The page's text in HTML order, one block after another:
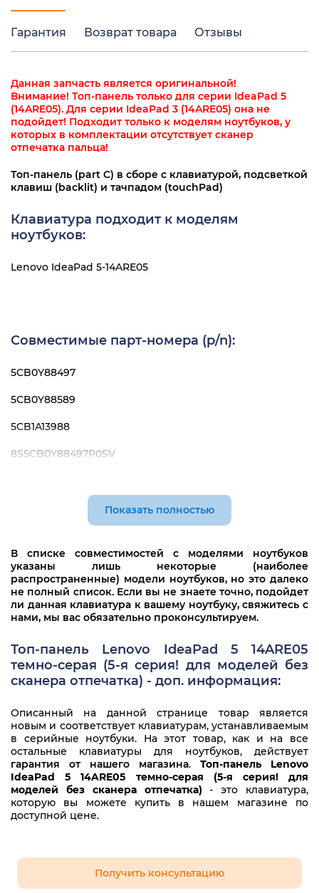
Гарантия Возврат товара Отзывы
Данная запчасть является оригинальной!
Внимание! Топ-панель только для серии IdeaPad 5
(14ARE05). Для серии IdeaPad 3 (14ARE05) она не
подойдет! Подходит только к моделям ноутбуков, у
которых в комплектации отсутствует сканер
отпечатка пальца!
Топ-панель (part C) в сборе с клавиатурой, подсветкой
клавиш (backlit) и тачпадом (touchPad)
Клавиатура подходит к моделям
ноутбуков:
Lenovo IdeaPad 5-14ARE05
Совместимые парт-номера (p/n):
5CB0Y88497
5CB0Y88589
5CB1A13988
8S5CB0Y88497P0SV
PR4SB-RU
SN20W85229
WKH15K
Показать полностью
В списке совместимостей с моделями ноутбуков
указаны лишь некоторые (наиболее
распространенные) модели ноутбуков, но это далеко
не полный список. Если вы не знаете точно, подойдет
ли данная клавиатура к вашему ноутбуку, свяжитесь с
нами, мы вас обязательно проконсультируем.
Топ-панель Lenovo IdeaPad 5 14ARE05
темно-серая (5-я серия! для моделей без
сканера отпечатка) - доп. информация:
Описанный на данной странице товар является
новым и соответствует клавиатурам, устанавливаемым
в серийные ноутбуки. На этот товар, как и на все
остальные клавиатуры для ноутбуков, действует
гарантия от нашего магазина. Топ-панель Lenovo
IdeaPad 5 14ARE05 темно-серая (5-я серия! для
моделей без сканера отпечатка) - это клавиатура,
которую вы можете купить в нашем магазине по
доступной цене.
Получить консультацию